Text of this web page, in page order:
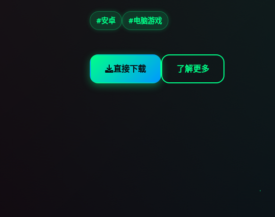
#安卓 #电脑游戏
直接下载 了解更多